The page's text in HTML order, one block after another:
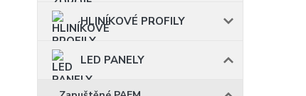
HLINÍKOVÉ PROFILY
LED PANELY